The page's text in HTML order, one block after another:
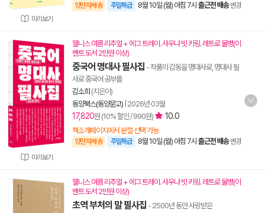
미리보기
양탄자배송 주말특급 8월 10일 (월) 아침 7시 출근전 배송 변경
미리보기
웰니스 여름 리추얼 + 에그 트레이. 사우나 빗 키링. 레트로 물병(이
벤트 도서 2만원 이상)
중국어 명대사 필사집 - 작품의 감동을 명대사로, 명대사 필
사로 중국어 공부를
김소희 (지은이)
동양북스(동양문고) 2026년 03월
17,820원 (10% 할인 / 990원) 10.0
책소개페이지에서 분철 선택 가능
양탄자배송 주말특급 8월 10일 (월) 아침 7시 출근전 배송 변경
웰니스 여름 리추얼 + 에그 트레이. 사우나 빗 키링. 레트로 물병(이
벤트 도서 2만원 이상)
초역 부처의 말 필사집 - 2500년 동안 사랑받은